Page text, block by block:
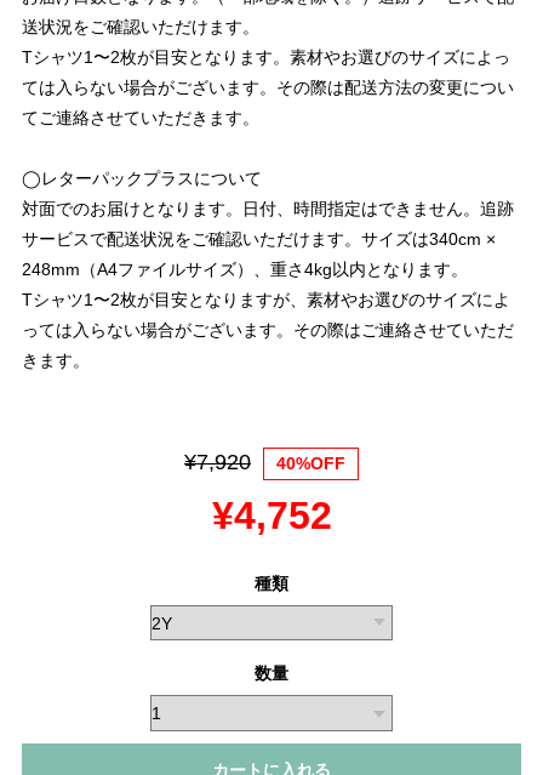
送状況をご確認いただけます。
Tシャツ1〜2枚が目安となります。素材やお選びのサイズによっ
ては入らない場合がございます。その際は配送方法の変更につい
てご連絡させていただきます。
◯レターパックプラスについて
対面でのお届けとなります。日付、時間指定はできません。追跡
サービスで配送状況をご確認いただけます。サイズは340cm ×
248mm（A4ファイルサイズ）、重さ4kg以内となります。
Tシャツ1〜2枚が目安となりますが、素材やお選びのサイズによ
っては入らない場合がございます。その際はご連絡させていただ
きます。
¥7,920 40%OFF
¥4,752
種類
数量
カートに入れる